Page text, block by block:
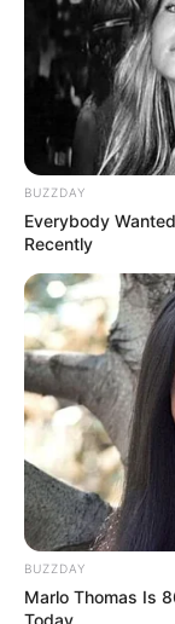
BUZZDAY
Everybody
Recently
BUZZDAY
Marlo Thomas Is
Today